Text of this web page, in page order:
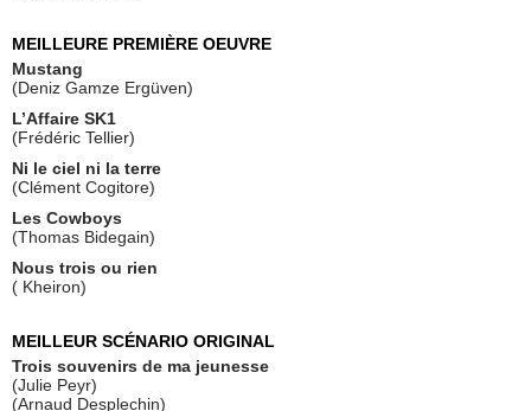
MEILLEURE PREMIÈRE OEUVRE
Mustang
(Deniz Gamze Ergüven)
L’Affaire SK1
(Frédéric Tellier)
Ni le ciel ni la terre
(Clément Cogitore)
Les Cowboys
(Thomas Bidegain)
Nous trois ou rien
( Kheiron)
MEILLEUR SCÉNARIO ORIGINAL
Trois souvenirs de ma jeunesse
(Julie Peyr)
(Arnaud Desplechin)